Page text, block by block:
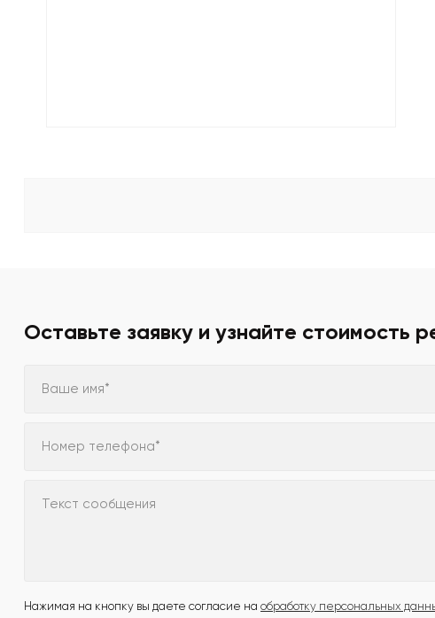
Оставьте заявку и узнайте стоимость
Ваше имя*
Номер телефона*
Текст сообщения
Нажимая на кнопку вы даете согласие на обработку персональных